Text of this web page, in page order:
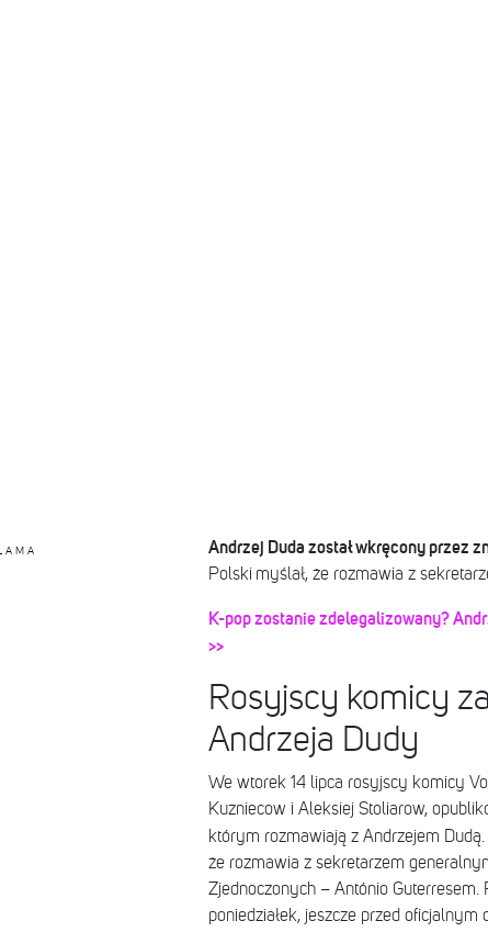
Andrzej Duda został wkręcony przez
Polski myślał, że rozmawia z
K-pop zostanie zdelegalizowany?
>>
Rosyjscy komicy
Andrzeja Dudy
We wtorek 14 lipca rosyjscy komicy
Kuzniecow i Aleksiej Stoliarow,
którym rozmawiają z Andrzejem Dudą.
że rozmawia z sekretarzem
Zjednoczonych – António Guterresem.
poniedziałek, jeszcze przed